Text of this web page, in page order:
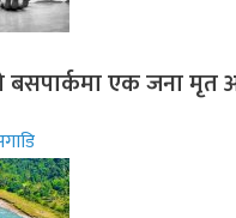
बसपार्कमा एक जना मृत